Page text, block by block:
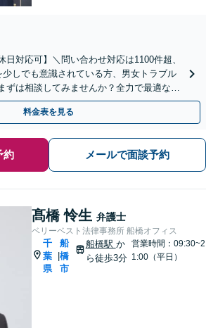
日対応可】＼問い合わせ対応は1100件超、
しでも意識されている方、男女トラブル
ずは相談してみませんか？全力で最適な対
料金表を見る
約 メールで面談予約
髙橋 怜生 弁護士
ベリーベスト法律事務所 船橋オフィス
千
葉
県
船
橋
市
船橋駅 か
ら徒歩3分
営業時間：09:30~2
1:00（平日）